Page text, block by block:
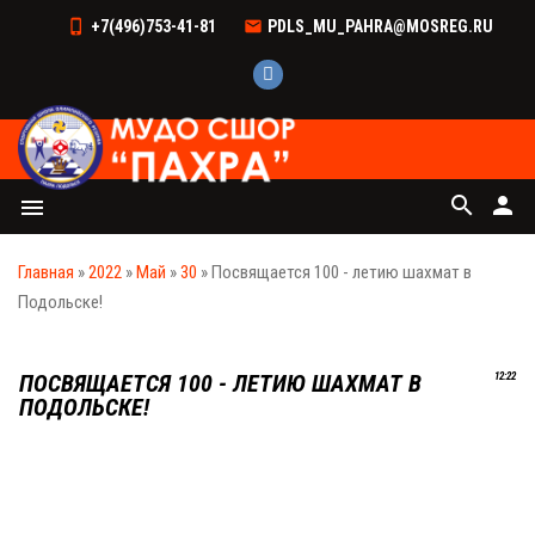
+7(496)753-41-81 PDLS_MU_PAHRA@MOSREG.RU
menu person
search
Главная »2022 »Май »30 » Посвящается 100 - летию шахмат в
Подольске!
12:22
ПОСВЯЩАЕТСЯ 100 - ЛЕТИЮ ШАХМАТ В
ПОДОЛЬСКЕ!